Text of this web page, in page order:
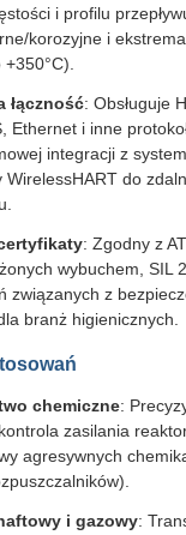
i profilu
korozyjne i
łączność: Obsługuje
Ethernet i inne
integracji z
WirelessHART do
: Zgodny z
wybuchem, SIL
związanych z
branż higienicznych.
chemiczne:
zasilania
agresywnych
i gazowy: